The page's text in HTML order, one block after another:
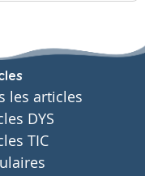
les articles
DYS
TIC